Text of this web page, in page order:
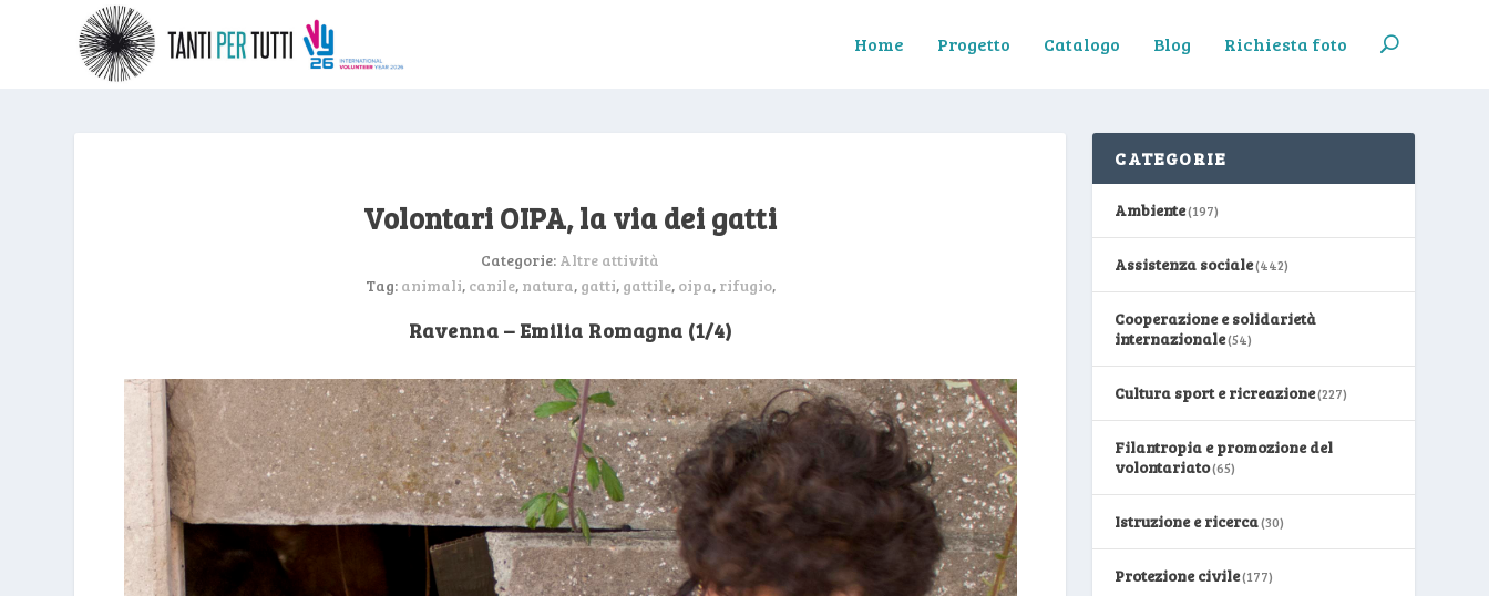
Home Progetto Catalogo Blog Richiesta foto
Volontari OIPA, la via dei gatti
Categorie: Altre attività
Tag: animali, canile, natura, gatti, gattile, oipa, rifugio,
Ravenna – Emilia Romagna (1/4)
CATEGORIE
Ambiente(197)
Assistenza sociale(442)
Cooperazione e solidarietà
internazionale(54)
Cultura sport e ricreazione(227)
Filantropia e promozione del
volontariato(65)
Istruzione e ricerca(30)
Protezione civile(177)